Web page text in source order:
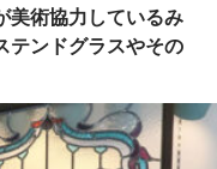
美術協力しているみ
テンドグラスやその